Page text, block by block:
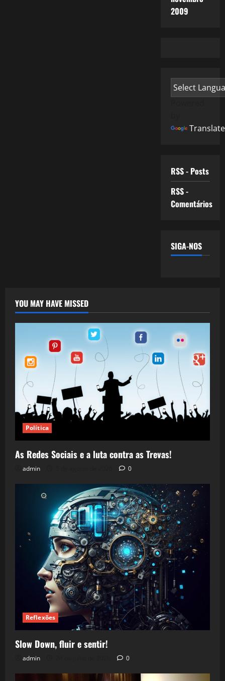
2009
Translate
RSS - Posts
RSS -
Comentários
SIGA-NOS
YOU MAY HAVE MISSED
Política
As Redes Sociais e a luta contra as Trevas!
admin 0
Reflexões
Slow Down, fluir e sentir!
admin 0